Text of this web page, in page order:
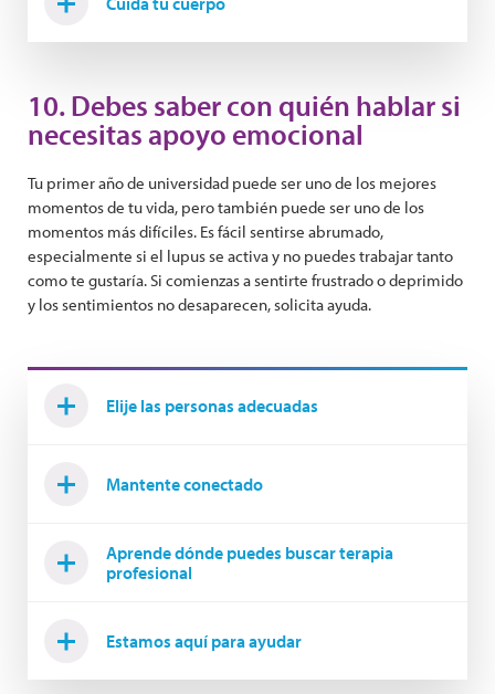
10. Debes saber con quién hablar si
necesitas apoyo emocional
Tu primer año de universidad puede ser uno de los mejores
momentos de tu vida, pero también puede ser uno de los
momentos más difíciles. Es fácil sentirse abrumado,
especialmente si el lupus se activa y no puedes trabajar tanto
como te gustaría. Si comienzas a sentirte frustrado o deprimido
y los sentimientos no desaparecen, solicita ayuda.
Elije las personas adecuadas
Mantente conectado
Aprende dónde puedes buscar terapia
profesional
Estamos aquí para ayudar